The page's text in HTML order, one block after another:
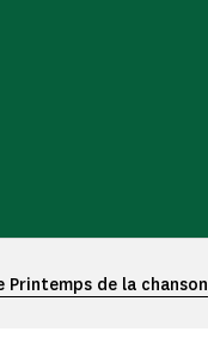
Printemps de la chanson